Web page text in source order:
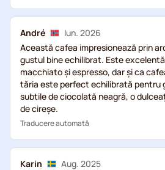
André
Iun. 2026
Această cafea impresionează prin
gustul bine echilibrat. Este
macchiato și espresso, dar și ca
tăria este perfect echilibrată pentru
subtile de ciocolată neagră, o
de cireșe.
Traducere automată
Karin
Aug. 2025